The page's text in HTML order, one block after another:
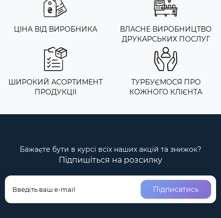
ЦІНА ВІД ВИРОБНИКА
ВЛАСНЕ ВИРОБНИЦТВО
ДРУКАРСЬКИХ ПОСЛУГ
ШИРОКИЙ АСОРТИМЕНТ
ПРОДУКЦІІ
ТУРБУЄМОСЯ ПРО
КОЖНОГО КЛІЄНТА
Бажаєте бути в курсі всіх наших акцій та знижок?
Підпишіться на розсилку
Підписатись